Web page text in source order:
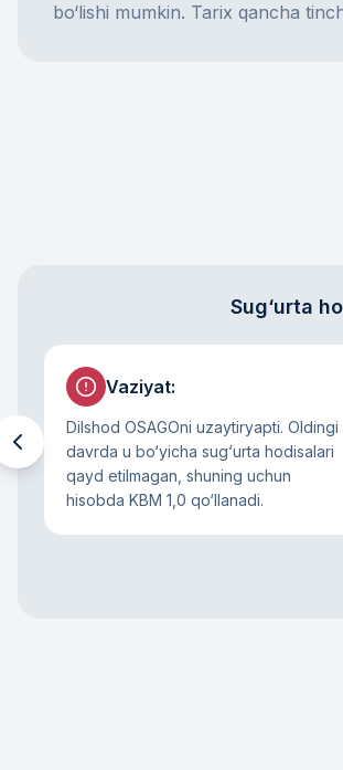
bo‘lishi mumkin. Tarix qancha
Sug‘urta
Vaziyat:
Dilshod OSAGOni uzaytiryapti. Oldingi
davrda u bo‘yicha sug‘urta hodisalari
qayd etilmagan, shuning uchun
hisobda KBM 1,0 qo‘llanadi.